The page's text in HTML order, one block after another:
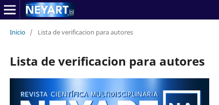
Inicio / Lista de verificacion para autores
Lista de verificacion para autores